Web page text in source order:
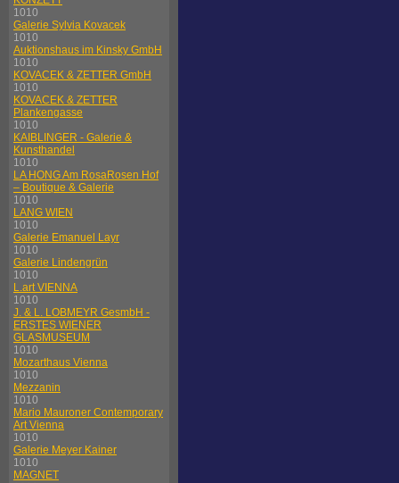
1010
Galerie Sylvia Kovacek
1010
Auktionshaus im Kinsky GmbH
1010
KOVACEK & ZETTER GmbH
1010
KOVACEK & ZETTER
Plankengasse
1010
KAIBLINGER - Galerie &
Kunsthandel
1010
LA HONG Am RosaRosen Hof
– Boutique & Galerie
1010
LANG WIEN
1010
Galerie Emanuel Layr
1010
Galerie Lindengrün
1010
L.art VIENNA
1010
J. & L. LOBMEYR GesmbH -
ERSTES WIENER
GLASMUSEUM
1010
Mozarthaus Vienna
1010
Mezzanin
1010
Mario Mauroner Contemporary
Art Vienna
1010
Galerie Meyer Kainer
1010
MAGNET